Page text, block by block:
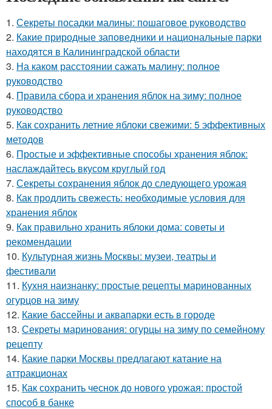
1. Секреты посадки малины: пошаговое руководство
2. Какие природные заповедники и национальные парки
находятся в Калининградской области
3. На каком расстоянии сажать малину: полное
руководство
4. Правила сбора и хранения яблок на зиму: полное
руководство
5. Как сохранить летние яблоки свежими: 5 эффективных
методов
6. Простые и эффективные способы хранения яблок:
наслаждайтесь вкусом круглый год
7. Секреты сохранения яблок до следующего урожая
8. Как продлить свежесть: необходимые условия для
хранения яблок
9. Как правильно хранить яблоки дома: советы и
рекомендации
10. Культурная жизнь Москвы: музеи, театры и
фестивали
11. Кухня наизнанку: простые рецепты маринованных
огурцов на зиму
12. Какие бассейны и аквапарки есть в городе
13. Секреты маринования: огурцы на зиму по семейному
рецепту
14. Какие парки Москвы предлагают катание на
аттракционах
15. Как сохранить чеснок до нового урожая: простой
способ в банке